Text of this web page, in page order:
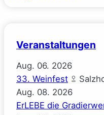
Veranstaltungen
Aug. 06. 2026
33. Weinfest
Aug. 08. 2026
ErLEBE die